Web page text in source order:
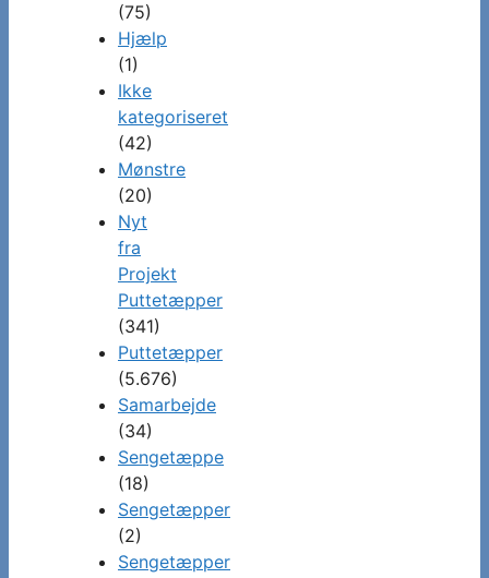
(75)
Hjælp
(1)
Ikke
kategoriseret
(42)
Mønstre
(20)
Nyt
fra
Projekt
Puttetæpper
(341)
Puttetæpper
(5.676)
Samarbejde
(34)
Sengetæppe
(18)
Sengetæpper
(2)
Sengetæpper